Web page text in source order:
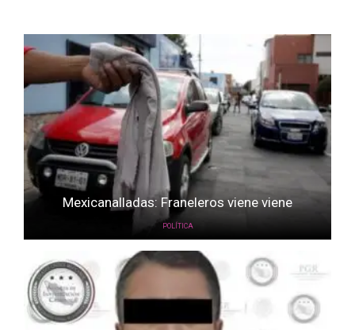
Mexicanalladas: Franeleros viene viene
POLÍTICA